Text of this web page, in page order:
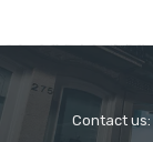
Contact us: